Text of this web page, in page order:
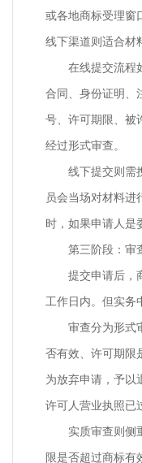
或各地商标受理窗
线下渠道则适合材
在线提交流程
合同、身份证明、
号、许可期限、被
经过形式审查。
线下提交则需
员会当场对材料进
时，如果申请人是
第三阶段：
提交申请后，
工作日内。但实务
审查分为形式
否有效、许可期限
为放弃申请，予以
许可人营业执照已
实质审查则侧
限是否超过商标有